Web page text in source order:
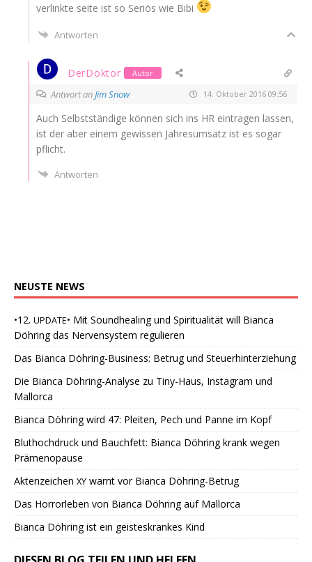
ver­link­te sei­te ist so Seri­ös wie Bibi
Antworten
DerDoktor Autor
Antwort anJim Snow 14. Oktober 2016 09:56
Auch Selbst­stän­di­ge kön­nen sich ins HR ein­tra­gen las­sen,
ist der aber einem gewis­sen Jah­res­um­satz ist es sogar
pflicht.
Antworten
NEUSTE NEWS
•12. UPDATE• Mit Soundhealing und Spiritualität will Bianca
Döhring das Nervensystem regulieren
Das Bianca Döhring-Business: Betrug und Steuerhinterziehung
Die Bianca Döhring-Analyse zu Tiny-Haus, Instagram und
Mallorca
Bianca Döhring wird 47: Pleiten, Pech und Panne im Kopf
Bluthochdruck und Bauchfett: Bianca Döhring krank wegen
Prämenopause
Aktenzeichen XY warnt vor Bianca Döhring-Betrug
Das Horrorleben von Bianca Döhring auf Mallorca
Bianca Döhring ist ein geisteskrankes Kind